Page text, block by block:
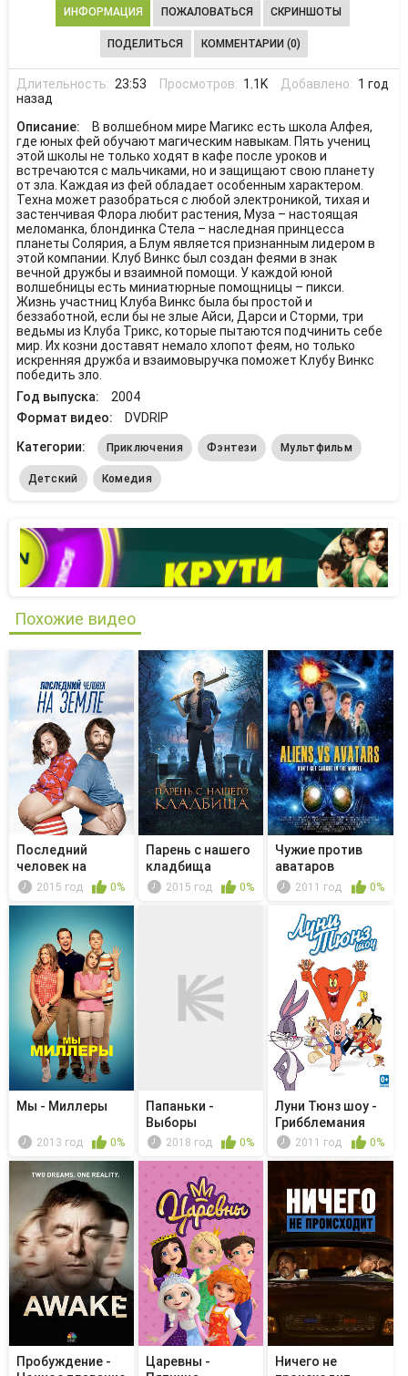
ИНФОРМАЦИЯ ПОЖАЛОВАТЬСЯ СКРИНШОТЫ
ПОДЕЛИТЬСЯ КОММЕНТАРИИ (0)
Длительность: 23:53 Просмотров: 1.1K Добавлено: 1 год
назад
Описание:
В волшебном мире Магикс есть школа Алфея,
где юных фей обучают магическим навыкам. Пять учениц
этой школы не только ходят в кафе после уроков и
встречаются с мальчиками, но и защищают свою планету
от зла. Каждая из фей обладает особенным характером.
Техна может разобраться с любой электроникой, тихая и
застенчивая Флора любит растения, Муза – настоящая
меломанка, блондинка Стела – наследная принцесса
планеты Солярия, а Блум является признанным лидером в
этой компании. Клуб Винкс был создан феями в знак
вечной дружбы и взаимной помощи. У каждой юной
волшебницы есть миниатюрные помощницы – пикси.
Жизнь участниц Клуба Винкс была бы простой и
беззаботной, если бы не злые Айси, Дарси и Сторми, три
ведьмы из Клуба Трикс, которые пытаются подчинить себе
мир. Их козни доставят немало хлопот феям, но только
искренняя дружба и взаимовыручка поможет Клубу Винкс
победить зло.
Год выпуска:
2004
Формат видео:
DVDRIP
Категории:
Приключения Фэнтези Мультфильм
Детский Комедия
Похожие видео
Последний
человек на
Земле - Fish in ...
2015 год 0%
Парень с нашего
кладбища
2015 год 0%
Чужие против
аватаров
2011 год 0%
Мы - Миллеры
2013 год 0%
Папаньки -
Выборы
2018 год 0%
Луни Тюнз шоу -
Грибблемания
2011 год 0%
Пробуждение -
Царевны -
Ничего не